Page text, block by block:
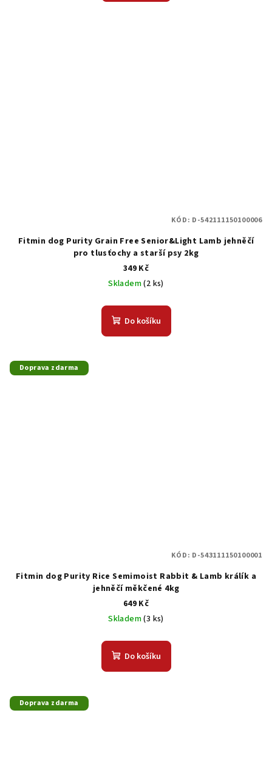
Fitmin dog Purity Grain Free Senior&Light Lamb jehněčí
pro tlusťochy a starší psy 2kg
349 Kč
Skladem(2 ks)
Do košíku
KÓD: D-542111150100006
Doprava zdarma
Fitmin dog Purity Rice Semimoist Rabbit & Lamb králík a
jehněčí měkčené 4kg
649 Kč
Skladem(3 ks)
Do košíku
KÓD: D-543111150100001
Doprava zdarma